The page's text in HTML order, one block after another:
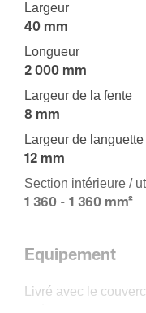
Largeur
40 mm
Longueur
2 000 mm
Largeur de la fente
8 mm
Largeur de languette
12 mm
Section intérieure /
1 360 - 1 360 mm²
Equi­pe­ment
Livré avec le